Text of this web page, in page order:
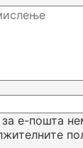
е-пошта